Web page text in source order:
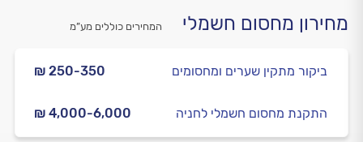
מחירון מחסום חשמלי המחירים כוללים מע”מ
₪ 250-350 ביקור מתקין שערים ומחסומים
₪ 4,000-6,000 התקנת מחסום חשמלי לחניה